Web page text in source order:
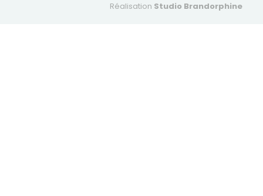
Réalisation Studio Brandorphine